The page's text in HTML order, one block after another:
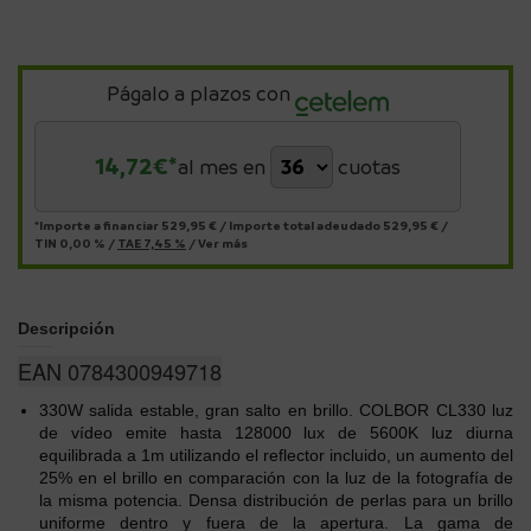
Págalo a plazos con
14,72€*al mes en cuotas
*Importe a financiar 529,95 € / Importe total adeudado 529,95 € /
TIN 0,00 % / TAE 7,45 % /Ver más
Descripción
EAN 0784300949718
330W salida estable, gran salto en brillo. COLBOR CL330 luz
de vídeo emite hasta 128000 lux de 5600K luz diurna
equilibrada a 1m utilizando el reflector incluido, un aumento del
25% en el brillo en comparación con la luz de la fotografía de
la misma potencia. Densa distribución de perlas para un brillo
uniforme dentro y fuera de la apertura. La gama de